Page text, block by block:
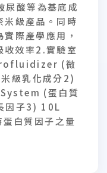
尿酸等為基底成
米級產品。同時
際產學應用，
收效率2.實驗室
(微
級乳化成分2)
(蛋白質
因子3) 10L
白質因子之量